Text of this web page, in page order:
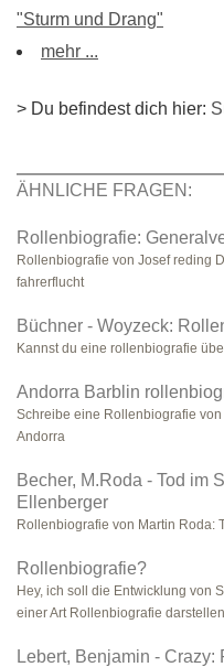
"Sturm und Drang"
mehr ...
> Du befindest dich hier:
ÄHNLICHE FRAGEN:
Rollenbiografie:
Rollenbiografie von Josef reding
fahrerflucht
Büchner - Woyzeck:
Kannst du eine rollenbiografie
Andorra Barblin
Schreibe eine Rollenbiografie
Andorra
Becher, M.Roda - Tod im
Ellenberger
Rollenbiografie von Martin Roda:
Rollenbiografie?
Hey, ich soll die Entwicklung von
einer Art Rollenbiografie
Lebert, Benjamin - Crazy: